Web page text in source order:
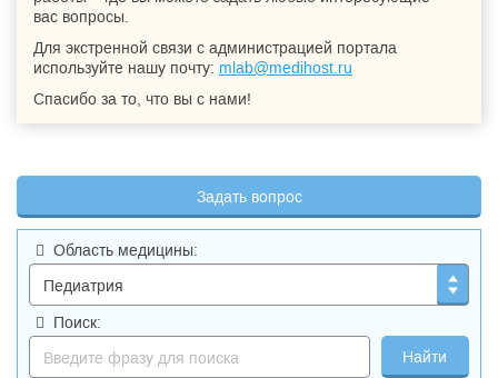
вас вопросы.
Для экстренной связи с администрацией портала
используйте нашу почту: mlab@medihost.ru
Спасибо за то, что вы с нами!
Задать вопрос
Область медицины:
Поиск: